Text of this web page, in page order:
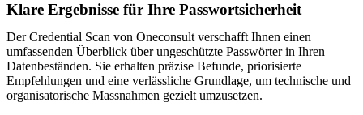
Klare Ergebnisse für Ihre Passwortsicherheit
Der Credential Scan von Oneconsult verschafft Ihnen einen
umfassenden Überblick über ungeschützte Passwörter in Ihren
Datenbeständen. Sie erhalten präzise Befunde, priorisierte
Empfehlungen und eine verlässliche Grundlage, um technische und
organisatorische Massnahmen gezielt umzusetzen.